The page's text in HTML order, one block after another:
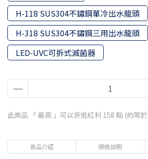
H-118 SUS304不鏽鋼單冷出水龍頭
H-318 SUS304不鏽鋼三用出水龍頭
LED-UVC可拆式滅菌器
此商品 「 最高 」可以折抵紅利 158 點 (約等於
商品介紹 規格說明